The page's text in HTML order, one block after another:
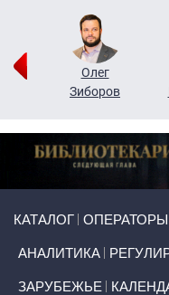
Олег
Зиборов
КАТАЛОГ ОПЕРАТОРЫ
АНАЛИТИКА
ЗАРУБЕЖЬЕ